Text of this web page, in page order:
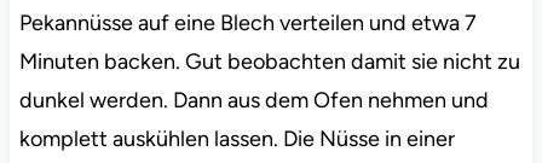
Pekannüsse auf eine Blech verteilen und etwa 7
Minuten backen. Gut beobachten damit sie nicht zu
dunkel werden. Dann aus dem Ofen nehmen und
komplett auskühlen lassen. Die Nüsse in einer